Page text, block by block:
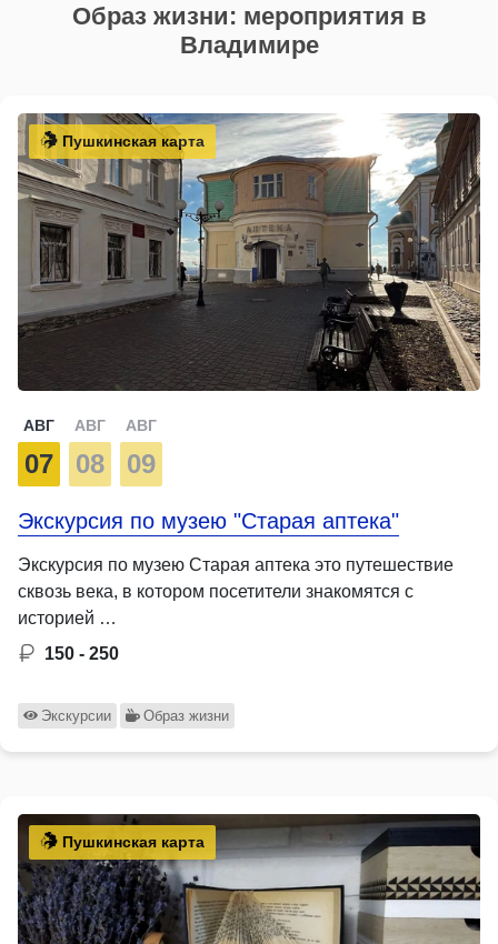
Образ жизни: мероприятия в
Владимире
Пушкинская карта
АВГ
07
АВГ
08
АВГ
09
Экскурсия по музею "Старая аптека"
Экскурсия по музею Старая аптека это путешествие
сквозь века, в котором посетители знакомятся с
историей …
150 - 250
Экскурсии Образ жизни
Пушкинская карта